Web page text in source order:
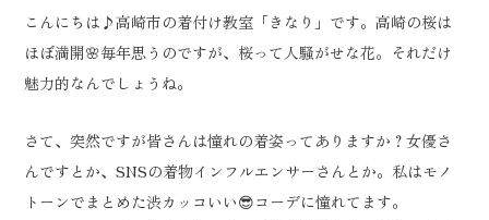
こんにちは♪高崎市の着付け教室「きなり」です。高崎の桜は
ほぼ満開🌸毎年思うのですが、桜って人騒がせな花。それだけ
魅力的なんでしょうね。
さて、突然ですが皆さんは憧れの着姿ってありますか？女優さ
んですとか、SNSの着物インフルエンサーさんとか。私はモノ
トーンでまとめた渋カッコいい😎コーデに憧れてます。